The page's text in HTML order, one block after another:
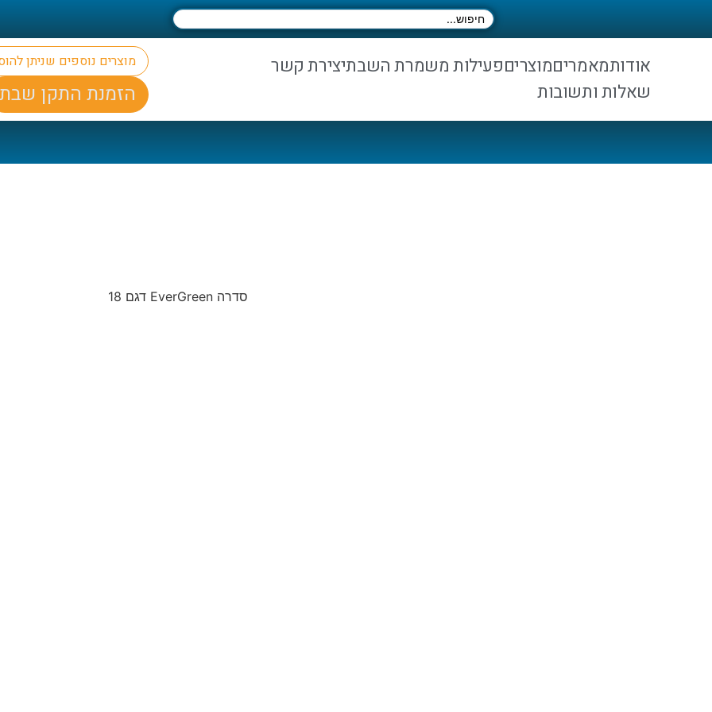
אודותמאמריםמוצריםפעילות משמרת השבתיצירת קשר
שאלות ותשובות
מוצרים נוספים שניתן
הזמנת התקן שבת
סדרה EverGreen דגם 18